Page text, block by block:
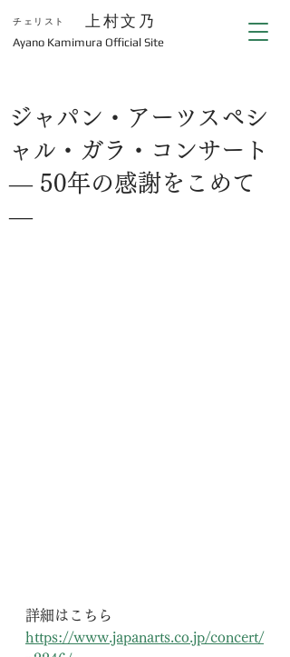
上村文乃
​Ayano Kamimura Official Site
チェリスト
ジャパン・アーツスペシ
ャル・ガラ・コンサート
― 50年の感謝をこめて
―
詳細はこちら
https://www.japanarts.co.jp/concert/